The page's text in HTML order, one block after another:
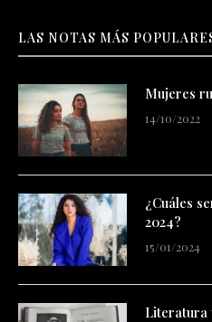
LAS NOTAS MÁS
Mujeres
14/10/2022
¿Cuáles
2024?
15/01/2024
Literatura